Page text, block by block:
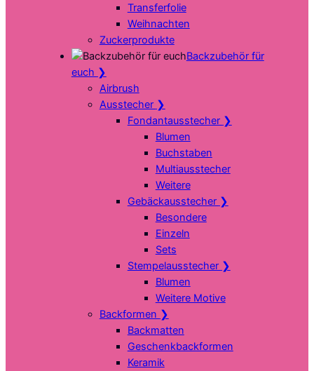
Transferfolie
Weihnachten
Zuckerprodukte
Backzubehör für
euch ❯
Airbrush
Ausstecher ❯
Fondantausstecher ❯
Blumen
Buchstaben
Multiausstecher
Weitere
Gebäckausstecher ❯
Besondere
Einzeln
Sets
Stempelausstecher ❯
Blumen
Weitere Motive
Backformen ❯
Backmatten
Geschenkbackformen
Keramik